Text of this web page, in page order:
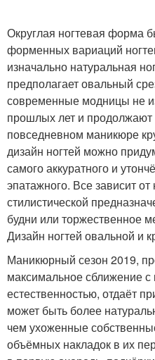
Округлая ногтевая форма
форменных вариаций
изначально натуральная
предполагает овальный
современные модницы не
прошлых лет и продолжают
повседневном маникюре
дизайн ногтей можно
самого аккуратного и
эпатажного. Все зависит
стилистической
будни или торжественное
Дизайн ногтей овальной и
Маникюрный сезон 2019,
максимальное сближение с
естественностью, отдаёт
может быть более
чем ухоженные
объёмных накладок в их